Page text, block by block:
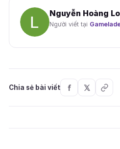
Nguyễn Hoàng
Người viết tại
Chia sẻ bài viết